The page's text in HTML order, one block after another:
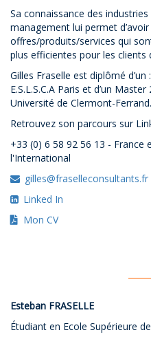
Sa connaissance des industries
management lui permet
offres/produits/services qui
plus efficientes pour les clients
Gilles Fraselle est diplômé
E.S.L.S.C.A Paris et d’un
Université de Clermont-Ferrand.
Retrouvez son parcours sur
+33 (0) 6 58 92 56 13 -
l'International
gilles@fraselleconsultants.fr
Linked In
Mon CV
Esteban FRASELLE
Étudiant en Ecole Supérieure